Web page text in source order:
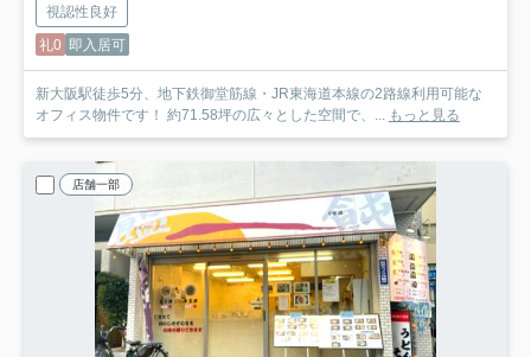
視認性良好
礼0 即入居可
新大阪駅徒歩5分、地下鉄御堂筋線・JR東海道本線の2路線利用可能な
オフィス物件です！ 約71.58坪の広々とした空間で、... もっと見る
店舗一部